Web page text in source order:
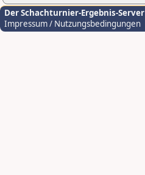
Der Schachturnier-Ergebnis-Server
Impressum / Nutzungsbedingungen